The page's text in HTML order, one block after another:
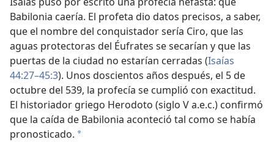
Babilonia caería. El profeta dio datos precisos, a saber,
que el nombre del conquistador sería Ciro, que las
aguas protectoras del Éufrates se secarían y que las
puertas de la ciudad no estarían cerradas (Isaías
44:27–45:3). Unos doscientos años después, el 5 de
octubre del 539, la profecía se cumplió con exactitud.
El historiador griego Herodoto (siglo V a.e.c.) confirmó
que la caída de Babilonia aconteció tal como se había
pronosticado. *